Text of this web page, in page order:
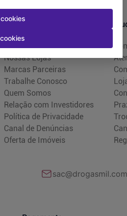
Institucional
Blog Drogasmil
Nossas Lojas
Marcas Parceiras
Trabalhe Conosco
Quem Somos
Relação com Investidores
Política de Privacidade
Canal de Denúncias
Oferta de Imóveis